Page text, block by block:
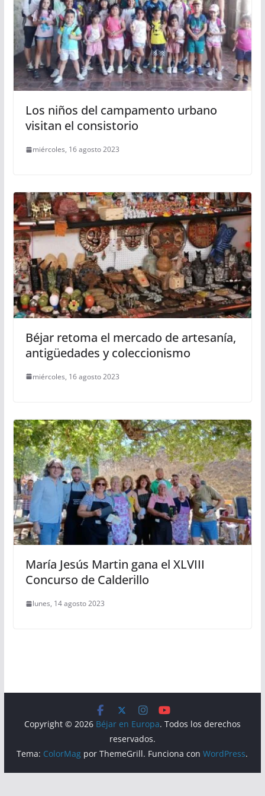
Los niños del campamento urbano
visitan el consistorio
miércoles, 16 agosto 2023
Béjar retoma el mercado de artesanía,
antigüedades y coleccionismo
miércoles, 16 agosto 2023
María Jesús Martin gana el XLVIII
Concurso de Calderillo
lunes, 14 agosto 2023
Copyright © 2026 Béjar en Europa. Todos los derechos
reservados.
Tema: ColorMag por ThemeGrill. Funciona conWordPress.